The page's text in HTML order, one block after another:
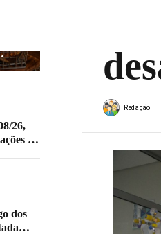
26,
da
dos
Redação